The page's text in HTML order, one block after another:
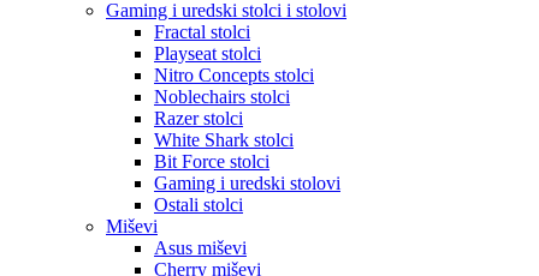
Gaming i uredski stolci i stolovi
Fractal stolci
Playseat stolci
Nitro Concepts stolci
Noblechairs stolci
Razer stolci
White Shark stolci
Bit Force stolci
Gaming i uredski stolovi
Ostali stolci
Miševi
Asus miševi
Cherry miševi